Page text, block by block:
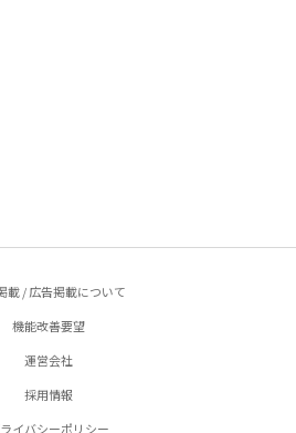
載 / 広告掲載について
機能改善要望
運営会社
採用情報
イバシーポリシー